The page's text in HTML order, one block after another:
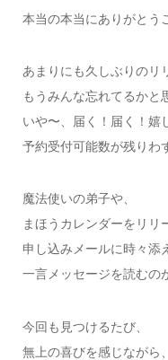
本当の本当にありがとう
あまりにも久しぶりのリ
もうみんな忘れてるかと
いや〜、届く！届く！嬉
予約受付可能数が残りわ
魔法使いの弟子や、
まほうカレンダーをリリ
申し込みメールに時々添
一言メッセージを読むの
今回も見つけるたび、
無上の喜びを感じながら、